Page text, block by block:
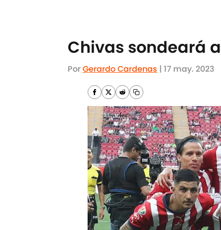
Chivas sondeará
PorGerardo Cardenas | 17 may. 2023